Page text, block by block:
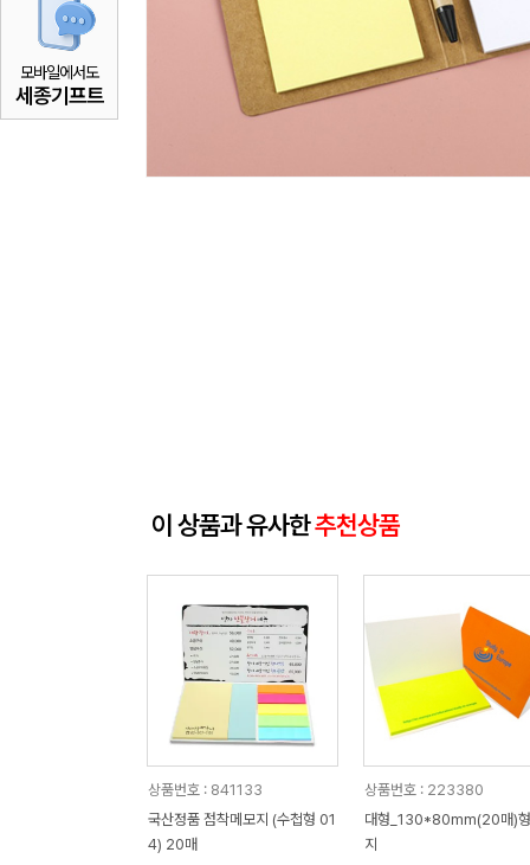
모바일에서도
세종기프트
이 상품과 유사한추천상품
상품번호 : 841133
국산정품 점착메모지 (수첩형 01
4) 20매
상품번호 : 223380
대형_130*80mm(20매)
지